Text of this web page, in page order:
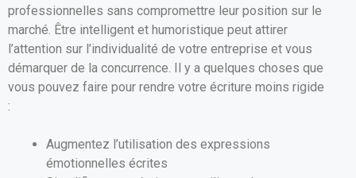
professionnelles sans compromettre leur position sur le
marché. Être intelligent et humoristique peut attirer
l’attention sur l’individualité de votre entreprise et vous
démarquer de la concurrence. Il y a quelques choses que
vous pouvez faire pour rendre votre écriture moins rigide
:
Augmentez l’utilisation des expressions
émotionnelles écrites